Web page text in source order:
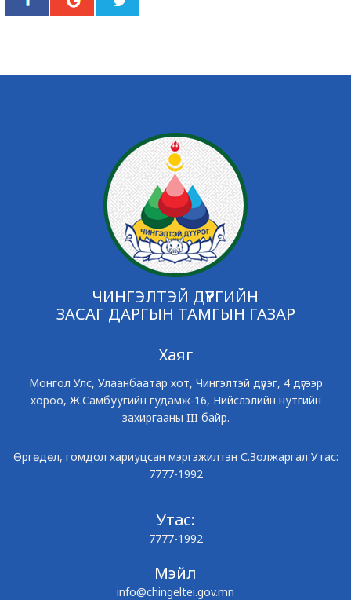
ЧИНГЭЛТЭЙ ДҮҮРГИЙН
ЗАСАГ ДАРГЫН ТАМГЫН ГАЗАР
Хаяг
Монгол Улс, Улаанбаатар хот, Чингэлтэй дүүрэг, 4 дүгээр
хороо, Ж.Самбуугийн гудамж-16, Нийслэлийн нутгийн
захиргааны III байр.
Өргөдөл, гомдол хариуцсан мэргэжилтэн С.Золжаргал Утас:
7777-1992
Утас:
7777-1992
Мэйл
info@chingeltei.gov.mn